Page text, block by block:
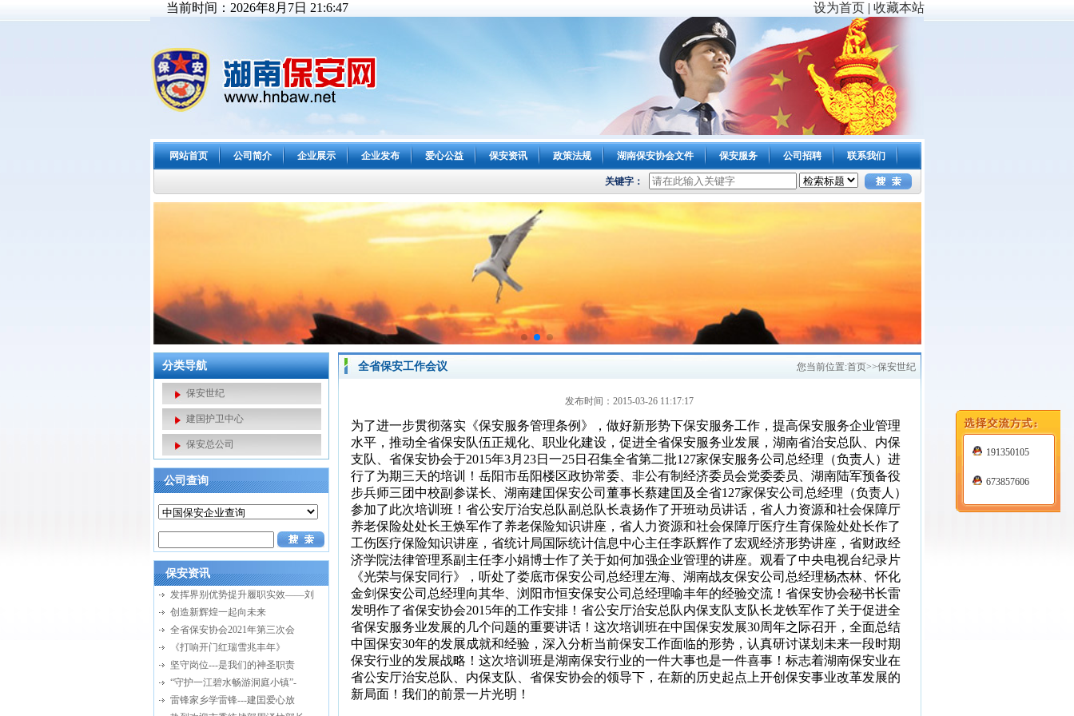
当前时间：2026年8月7日 21:6:48 设为首页| 收藏本站
网站首页 公司简介 企业展示 企业发布 爱心公益 保安资讯 政策法规 湖南保安协会文件 保安服务 公司招聘 联系我们
关键字：
分类导航
保安世纪
建国护卫中心
保安总公司
公司查询
保安资讯
发挥界别优势提升履职实效——刘
创造新辉煌一起向未来
全省保安协会2021年第三次会
《打响开门红瑞雪兆丰年》
坚守岗位---是我们的神圣职责
“守护一江碧水畅游洞庭小镇”-
雷锋家乡学雷锋---建囯爱心放
全省保安工作会议 您当前位置:首页>>保安世纪
发布时间：2015-03-26 11:17:17
为了进一步贯彻落实《保安服务管理条例》，做好新形势下保安服务工作，提高保安服务企业管理
水平，推动全省保安队伍正规化、职业化建设，促进全省保安服务业发展，湖南省治安总队、内保
支队、省保安协会于2015年3月23日一25日召集全省第二批127家保安服务公司总经理（负责人）进
行了为期三天的培训！岳阳市岳阳楼区政协常委、非公有制经济委员会党委委员、湖南陆军预备役
步兵师三团中校副参谋长、湖南建囯保安公司董事长蔡建囯及全省127家保安公司总经理（负责人）
参加了此次培训班！省公安厅治安总队副总队长袁扬作了开班动员讲话，省人力资源和社会保障厅
养老保险处处长王焕军作了养老保险知识讲座，省人力资源和社会保障厅医疗生育保险处处长作了
工伤医疗保险知识讲座，省统计局国际统计信息中心主任李跃辉作了宏观经济形势讲座，省财政经
济学院法律管理系副主任李小娟博士作了关于如何加强企业管理的讲座。观看了中央电视台纪录片
《光荣与保安同行》，听处了娄底市保安公司总经理左海、湖南战友保安公司总经理杨杰林、怀化
金剑保安公司总经理向其华、浏阳市恒安保安公司总经理喻丰年的经验交流！省保安协会秘书长雷
发明作了省保安协会2015年的工作安排！省公安厅治安总队内保支队支队长龙铁军作了关于促进全
省保安服务业发展的几个问题的重要讲话！这次培训班在中国保安发展30周年之际召开，全面总结
中国保安30年的发展成就和经验，深入分析当前保安工作面临的形势，认真研讨谋划未来一段时期
保安行业的发展战略！这次培训班是湖南保安行业的一件大事也是一件喜事！标志着湖南保安业在
省公安厅治安总队、内保支队、省保安协会的领导下，在新的历史起点上开创保安事业改革发展的
新局面！我们的前景一片光明！
191350105
673857606